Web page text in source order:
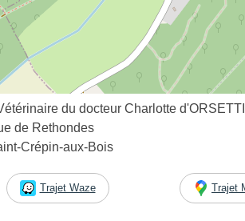
du docteur Charlotte
de Rethondes
Crépin-aux-Bois
Trajet Waze Trajet